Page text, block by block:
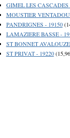
GIMEL LES CASCADES
MOUSTIER
PANDRIGNES - 19150
LAMAZIERE BASSE -
ST BONNET
ST PRIVAT - 19220